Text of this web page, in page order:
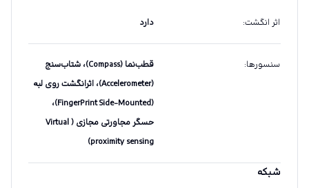
اثر انگشت: دارد
سنسورها:
قطب‌نما (Compass)، شتاب‌سنج
(Accelerometer)، اثرانگشت روی لبه
(FingerPrint Side-Mounted)،
حسگر مجاورتی مجازی ( Virtual
proximity sensing)
شبکه